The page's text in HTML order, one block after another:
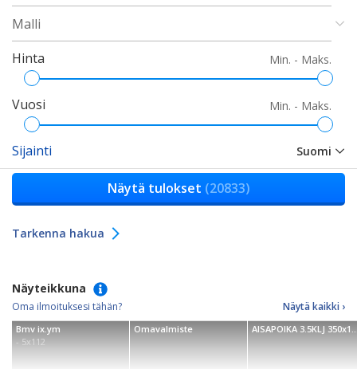
Min. - Maks.
Hinta
Min. - Maks.
Vuosi
Suomi
Sijainti
Näytä tulokset (20833)
Tarkenna hakua
Näyteikkuna
Oma ilmoituksesi tähän? Näytä kaikki ›
Bmv ix.ym
- 5x112
Omavalmiste